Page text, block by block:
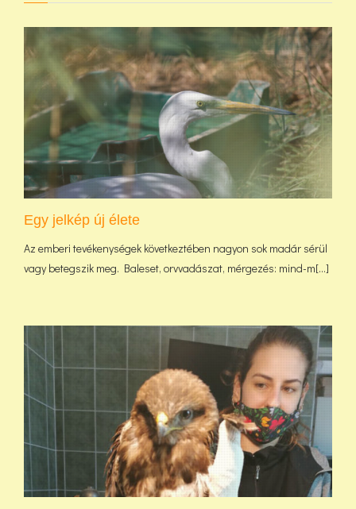
Egy jelkép új élete
Az emberi tevékenységek következtében nagyon sok madár sérül
vagy betegszik meg. Baleset, orvvadászat, mérgezés: mind-m[...]